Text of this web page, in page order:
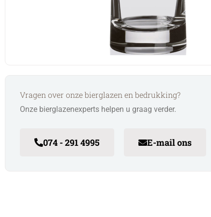
Vragen over onze bierglazen en bedrukking?
Onze bierglazenexperts helpen u graag verder.
074 - 291 4995 E-mail ons